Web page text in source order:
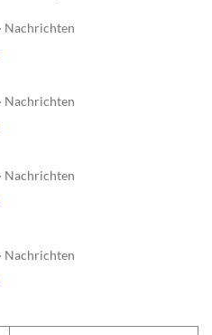
Nachrichten
Nachrichten
Nachrichten
Nachrichten